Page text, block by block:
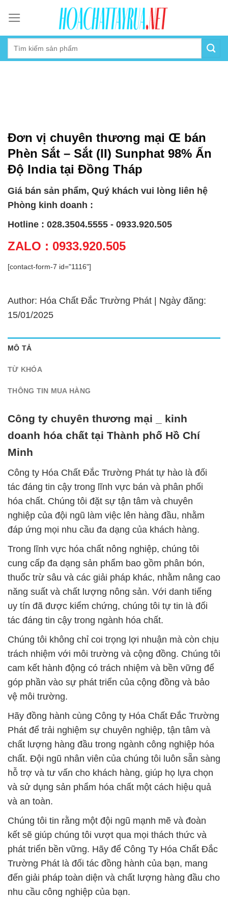
content
Đơn vị chuyên thương mại Œ bán
Phèn Sắt – Sắt (II) Sunphat 98% Ấn
Độ India tại Đồng Tháp
Giá bán sản phẩm, Quý khách vui lòng liên hệ
Phòng kinh doanh :
Hotline : 028.3504.5555 - 0933.920.505
ZALO : 0933.920.505
[contact-form-7 id="1116"]
Author: Hóa Chất Đắc Trường Phát | Ngày đăng:
15/01/2025
MÔ TẢ
TỪ KHÓA
THÔNG TIN MUA HÀNG
Công ty chuyên thương mại _ kinh
doanh hóa chất tại Thành phố Hồ Chí
Minh
Công ty Hóa Chất Đắc Trường Phát tự hào là đối
tác đáng tin cậy trong lĩnh vực bán và phân phối
hóa chất. Chúng tôi đặt sự tận tâm và chuyên
nghiệp của đội ngũ làm việc lên hàng đầu, nhằm
đáp ứng mọi nhu cầu đa dạng của khách hàng.
Trong lĩnh vực hóa chất nông nghiệp, chúng tôi
cung cấp đa dạng sản phẩm bao gồm phân bón,
thuốc trừ sâu và các giải pháp khác, nhằm nâng cao
năng suất và chất lượng nông sản. Với danh tiếng
uy tín đã được kiểm chứng, chúng tôi tự tin là đối
tác đáng tin cậy trong ngành hóa chất.
Chúng tôi không chỉ coi trọng lợi nhuận mà còn chịu
trách nhiệm với môi trường và cộng đồng. Chúng tôi
cam kết hành động có trách nhiệm và bền vững để
góp phần vào sự phát triển của cộng đồng và bảo
vệ môi trường.
Hãy đồng hành cùng Công ty Hóa Chất Đắc Trường
Phát để trải nghiệm sự chuyên nghiệp, tận tâm và
chất lượng hàng đầu trong ngành công nghiệp hóa
chất. Đội ngũ nhân viên của chúng tôi luôn sẵn sàng
hỗ trợ và tư vấn cho khách hàng, giúp họ lựa chọn
và sử dụng sản phẩm hóa chất một cách hiệu quả
và an toàn.
Chúng tôi tin rằng một đội ngũ mạnh mẽ và đoàn
kết sẽ giúp chúng tôi vượt qua mọi thách thức và
phát triển bền vững. Hãy để Công Ty Hóa Chất Đắc
Trường Phát là đối tác đồng hành của bạn, mang
đến giải pháp toàn diện và chất lượng hàng đầu cho
nhu cầu công nghiệp của bạn.